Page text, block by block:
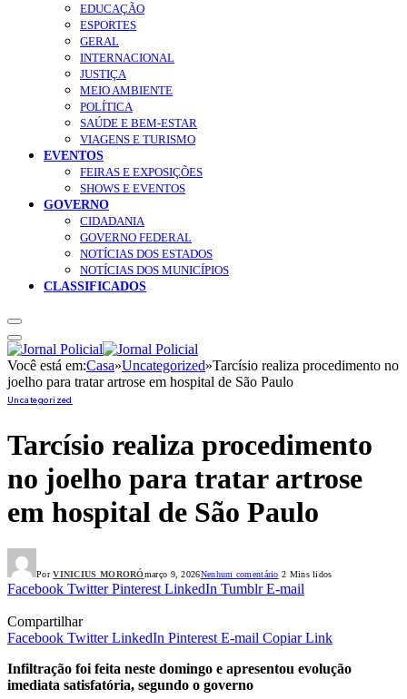
EDUCAÇÃO
ESPORTES
GERAL
INTERNACIONAL
JUSTIÇA
MEIO AMBIENTE
POLÍTICA
SAÚDE E BEM-ESTAR
VIAGENS E TURISMO
EVENTOS
FEIRAS E EXPOSIÇÕES
SHOWS E EVENTOS
GOVERNO
CIDADANIA
GOVERNO FEDERAL
NOTÍCIAS DOS ESTADOS
NOTÍCIAS DOS MUNICÍPIOS
CLASSIFICADOS
Você está em:Casa»Uncategorized»Tarcísio realiza procedimento no
joelho para tratar artrose em hospital de São Paulo
Uncategorized
Tarcísio realiza procedimento
no joelho para tratar artrose
em hospital de São Paulo
Por VINICIUS MORORÓmarço 9, 2026Nenhum comentário 2 Mins lidos
Facebook Twitter Pinterest LinkedIn Tumblr E-mail
Compartilhar
Facebook Twitter LinkedIn Pinterest E-mail Copiar Link
Infiltração foi feita neste domingo e apresentou evolução
imediata satisfatória, segundo o governo